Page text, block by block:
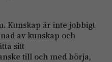
Kunskap är inte jobbigt
av kunskap och
sitt
till och med börja,